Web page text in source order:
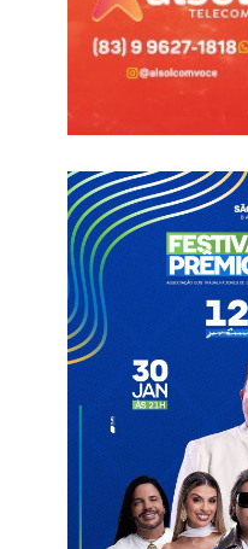
Jardim de Piranhas